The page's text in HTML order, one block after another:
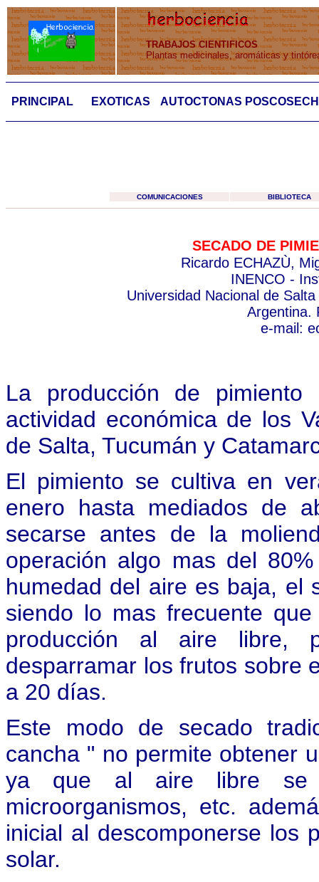
TRABAJOS CIENTIFICOS
Plantas medicinales, aromáticas y
PRINCIPAL EXOTICAS AUTOCTONAS
COMUNICACIONES BIBLIOTECA
SECADO DE
Ricardo ECHAZÙ,
INENCO -
Universidad Nacional de
Argentina.
e-mail:
La producción de
actividad económica de los
de Salta, Tucumán y
El pimiento se cultiva en
enero hasta mediados de
secarse antes de la
operación algo mas del
humedad del aire es baja, el
siendo lo mas frecuente
producción al aire libre,
desparramar los frutos sobre
a 20 días.
Este modo de secado
cancha " no permite obtener
ya que al aire libre se
microorganismos, etc.
inicial al descomponerse los
solar.